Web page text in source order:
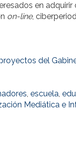
en
on-line,
del
, escuela,
Mediática e